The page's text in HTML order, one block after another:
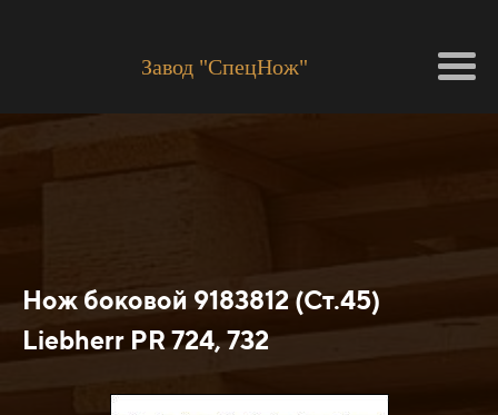
Завод "СпецНож"
Нож боковой 9183812 (Ст.45)
Liebherr PR 724, 732